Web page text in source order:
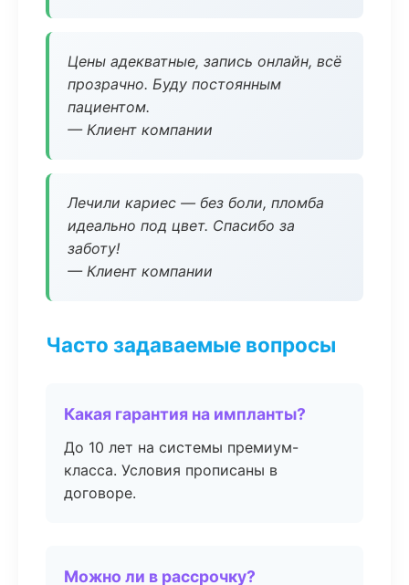
Цены адекватные, запись онлайн, всё
прозрачно. Буду постоянным
пациентом.
— Клиент компании
Лечили кариес — без боли, пломба
идеально под цвет. Спасибо за
заботу!
— Клиент компании
Часто задаваемые вопросы
Какая гарантия на импланты?
До 10 лет на системы премиум-
класса. Условия прописаны в
договоре.
Можно ли в рассрочку?